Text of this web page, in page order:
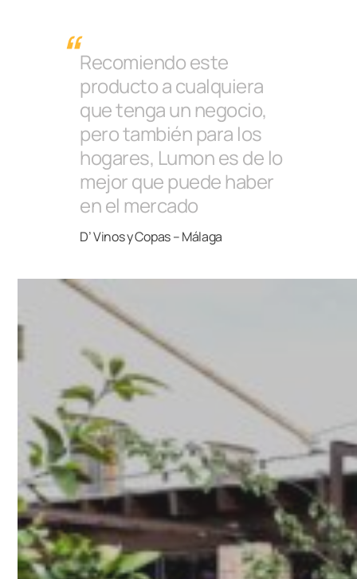
Recomiendo este
producto a cualquiera
que tenga un negocio,
pero también para los
hogares, Lumon es de lo
mejor que puede haber
en el mercado
D’ Vinos y Copas – Málaga